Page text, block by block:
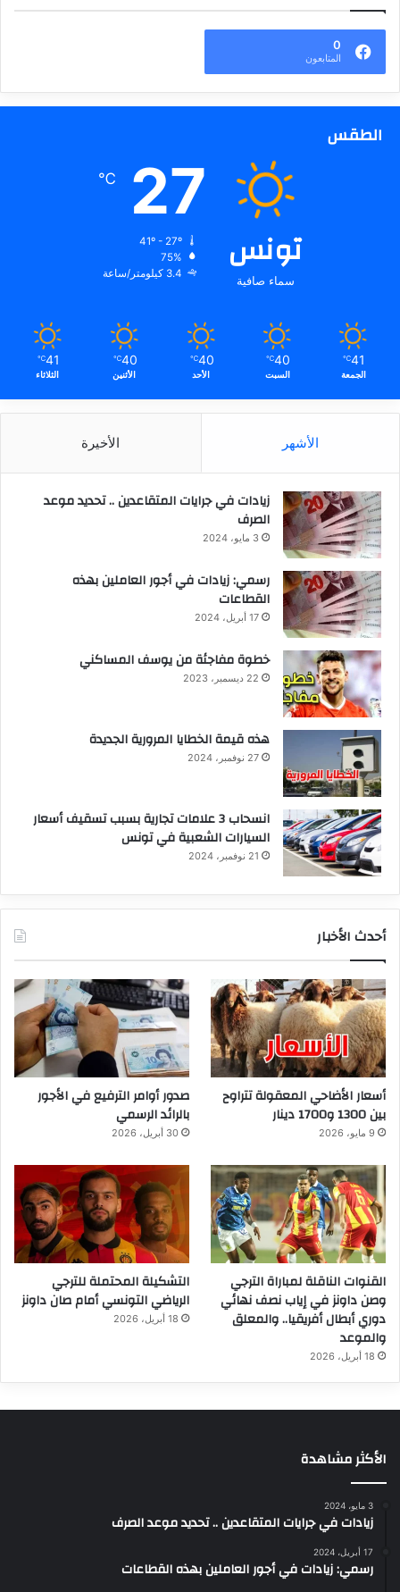
0
المتابعون
الطقس
تونس
سماء صافية
27
℃
75%
3.4 كيلومتر/ساعة
41
℃
الجمعة
40
℃
السبت
40
℃
الأحد
40
℃
الأثنين
41
℃
الثلاثاء
الأشهر الأخيرة
زيادات في جرايات المتقاعدين .. تحديد موعد
الصرف
3 مايو، 2024
رسمي: زيادات في أجور العاملين بهذه
القطاعات
17 أبريل، 2024
خطوة مفاجئة من يوسف المساكني
22 ديسمبر، 2023
هذه قيمة الخطايا المرورية الجديدة
27 نوفمبر، 2024
انسحاب 3 علامات تجارية بسبب تسقيف أسعار
السيارات الشعبية في تونس
21 نوفمبر، 2024
أحدث الأخبار
أسعار الأضاحي المعقولة تتراوح
بين 1300 و1700 دينار
9 مايو، 2026
صدور أوامر الترفيع في الأجور
بالرائد الرسمي
30 أبريل، 2026
القنوات الناقلة لمباراة الترجي
وصن داونز في إياب نصف نهائي
دوري أبطال أفريقيا.. والمعلق
والموعد
18 أبريل، 2026
التشكيلة المحتملة للترجي
الرياضي التونسي أمام صان داونز
18 أبريل، 2026
الأكثر مشاهدة
3 مايو، 2024
زيادات في جرايات المتقاعدين .. تحديد موعد الصرف
17 أبريل، 2024
رسمي: زيادات في أجور العاملين بهذه القطاعات